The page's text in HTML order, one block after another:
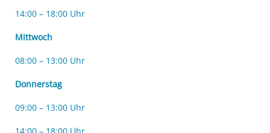
14:00 – 18:00 Uhr
Mittwoch
08:00 – 13:00 Uhr
Donnerstag
09:00 – 13:00 Uhr